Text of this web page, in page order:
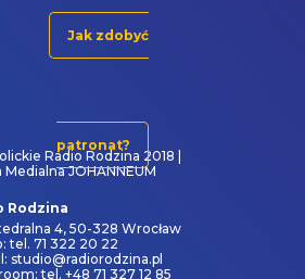
Jak zdobyć
patronat?
Radio Rodzina 2018 |
Medialna JOHANNEUM
Rodzina
4, 50-328 Wrocław
tel. 71 322 20 22
studio@radiorodzina.pl
tel. +48 71 327 12 85